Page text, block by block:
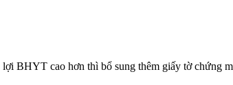
BHYT cao hơn thì bổ sung thêm giấy tờ chứng